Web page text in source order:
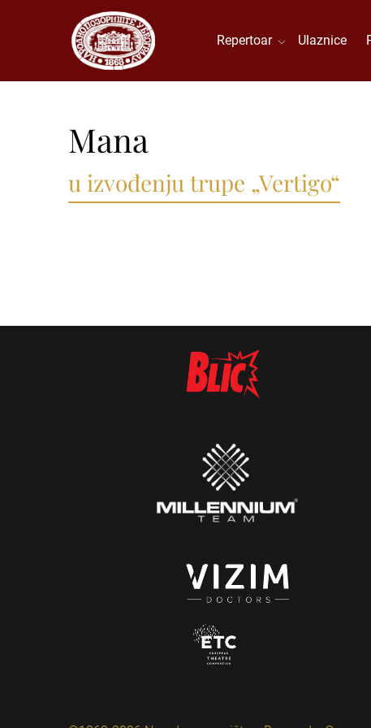
Repertoar Ulaznice
Mana
u izvođenju trupe „Vertigo“